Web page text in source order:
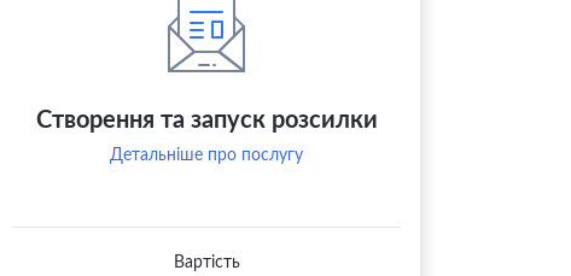
Створення та запуск розсилки
Детальніше про послугу
Вартість